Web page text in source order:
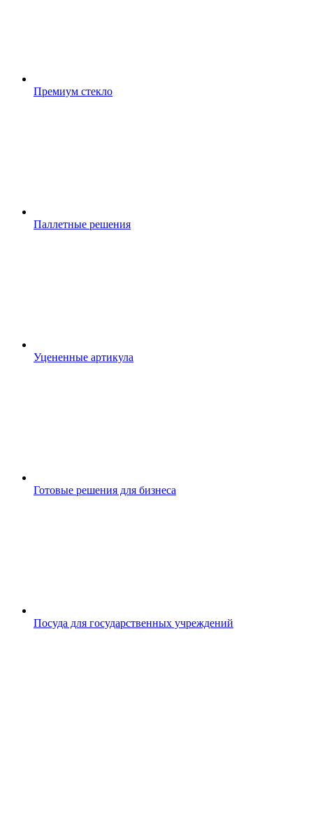
Премиум стекло
Паллетные решения
Уцененные артикула
Готовые решения для бизнеса
Посуда для государственных учреждений